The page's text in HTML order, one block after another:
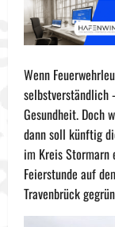
Wenn
selbstverständlich
Gesundheit. Doch
dann soll künftig
im Kreis
Feierstunde auf
Travenbrück